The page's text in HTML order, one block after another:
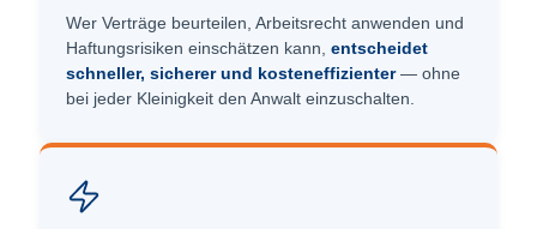
Wer Verträge beurteilen, Arbeitsrecht anwenden und
Haftungsrisiken einschätzen kann,entscheidet
schneller, sicherer und kosteneffizienter— ohne
bei jeder Kleinigkeit den Anwalt einzuschalten.